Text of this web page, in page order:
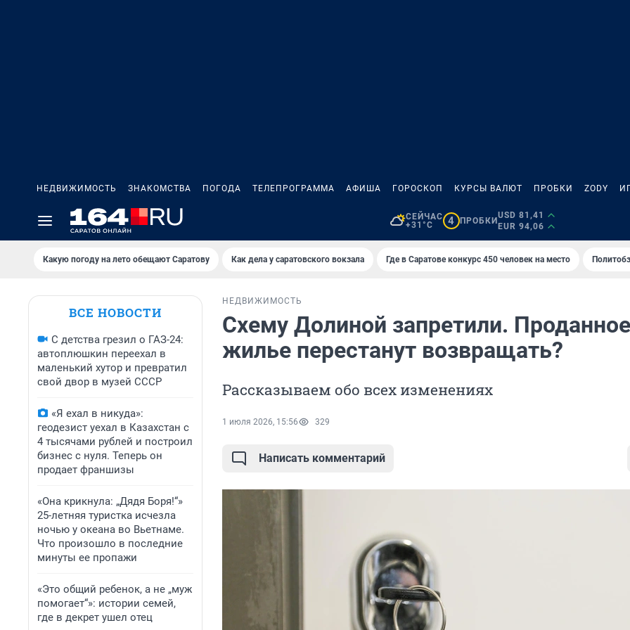
НЕДВИЖИМОСТЬ ЗНАКОМСТВА ПОГОДА ТЕЛЕПРОГРАММА АФИША ГОРОСКОП КУРСЫ ВАЛЮТ ПРОБКИ ZODY
СЕЙЧАС
+31°C
4 ПРОБКИ
USD 81,41
EUR 94,06
Какую погоду на лето обещают Саратову Как дела у саратовского вокзала Где в Саратове конкурс 450 человек на место
ВСЕ НОВОСТИ
С детства грезил о ГАЗ-24:
автоплюшкин переехал в
маленький хутор и превратил
свой двор в музей СССР
«Я ехал в никуда»:
геодезист уехал в Казахстан с
4 тысячами рублей и построил
бизнес с нуля. Теперь он
продает франшизы
«Она крикнула: „Дядя Боря!“»
25-летняя туристка исчезла
ночью у океана во Вьетнаме.
Что произошло в последние
минуты ее пропажи
«Это общий ребенок, а не „муж
помогает“»: истории семей,
где в декрет ушел отец
НЕДВИЖИМОСТЬ
Схему Долиной запретили. Проданное
жилье перестанут возвращать?
Рассказываем обо всех изменениях
1 июля 2026, 15:56 329
Написать комментарий